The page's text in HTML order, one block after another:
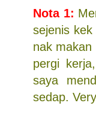
Nota 1:
sejenis
nak
pergi
saya
sedap.